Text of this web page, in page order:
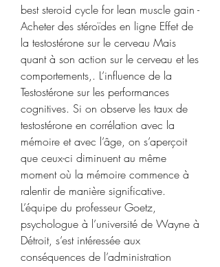
best steroid cycle for lean muscle gain -
Acheter des stéroïdes en ligne Effet de
la testostérone sur le cerveau Mais
quant à son action sur le cerveau et les
comportements,. L’influence de la
Testostérone sur les performances
cognitives. Si on observe les taux de
testostérone en corrélation avec la
mémoire et avec l’âge, on s’aperçoit
que ceux-ci diminuent au même
moment où la mémoire commence à
ralentir de manière significative.
L’équipe du professeur Goetz,
psychologue à l’université de Wayne à
Détroit, s’est intéressée aux
conséquences de l’administration